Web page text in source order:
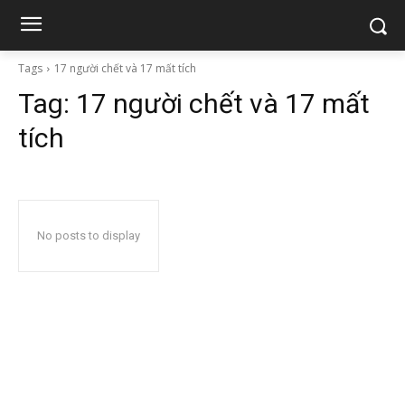
Tags 17 người chết và 17 mất tích
Tag: 17 người chết và 17 mất
tích
No posts to display